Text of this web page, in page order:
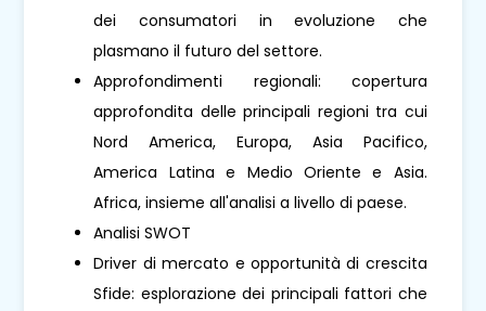
dei consumatori in evoluzione che
plasmano il futuro del settore.
Approfondimenti regionali: copertura
approfondita delle principali regioni tra cui
Nord America, Europa, Asia Pacifico,
America Latina e Medio Oriente e Asia.
Africa, insieme all'analisi a livello di paese.
Analisi SWOT
Driver di mercato e opportunità di crescita
Sfide: esplorazione dei principali fattori che